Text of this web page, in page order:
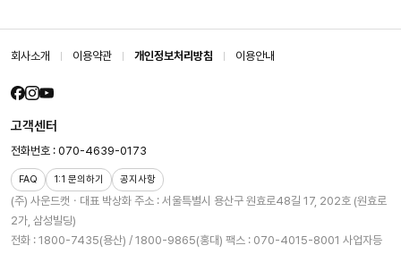
회사소개 이용약관 개인정보처리방침 이용안내
(주) 사운드캣ㆍ대표 박상화 주소 : 서울특별시 용산구 원효로48길 17, 202호 (원효로
2가, 삼성빌딩)
전화 : 1800-7435(용산) / 1800-9865(홍대) 팩스 : 070-4015-8001 사업자등
고객센터
전화번호 : 070-4639-0173
FAQ 1:1 문의하기 공지사항